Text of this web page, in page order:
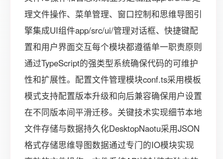
理文件操作、菜单管理、窗口控制和思维导图引
擎集成UI组件app/src/ui/管理对话框、快捷键配
置和用户界面交互每个模块都遵循单一职责原则
通过TypeScript的强类型系统确保代码的可维护
性和扩展性。配置文件管理模块conf.ts采用模板
模式支持配置版本升级和向后兼容确保用户设置
在不同版本间平滑迁移。关键技术实现细节本地
文件存储与数据持久化DesktopNaotu采用JSON
格式存储思维导图数据通过专门的IO模块实现